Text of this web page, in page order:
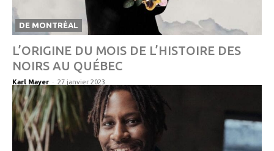
DE MONTRÉAL
L’ORIGINE DU MOIS DE L’HISTOIRE DES
NOIRS AU QUÉBEC
Karl Mayer - 27 janvier 2023